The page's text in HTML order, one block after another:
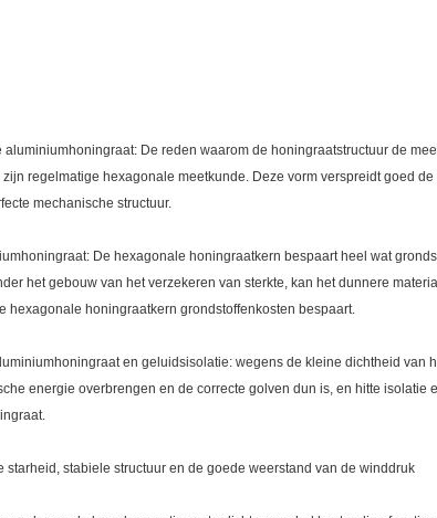
De reden waarom de honingraatstructuur de
regelmatige hexagonale meetkunde. Deze vorm verspreidt goed de
mechanische structuur.
De hexagonale honingraatkern bespaart heel wat
het gebouw van het verzekeren van sterkte, kan het dunnere
hexagonale honingraatkern grondstoffenkosten bespaart.
en geluidsisolatie: wegens de kleine dichtheid van
energie overbrengen en de correcte golven dun is, en hitte isolatie
stabiele structuur en de goede weerstand van de winddruk